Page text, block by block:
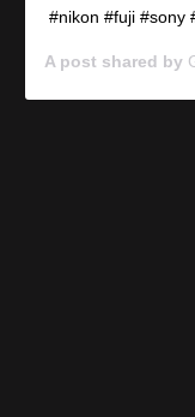
#nikon #fuji #sony
A post shared by